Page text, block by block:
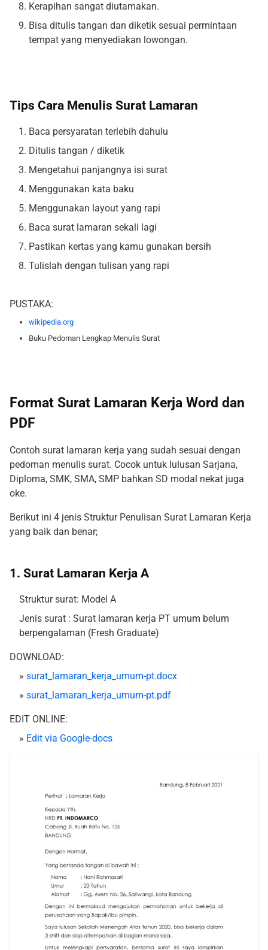
Kerapihan sangat diutamakan.
Bisa ditulis tangan dan diketik sesuai permintaan
tempat yang menyediakan lowongan.
Tips Cara Menulis Surat Lamaran
Baca persyaratan terlebih dahulu
Ditulis tangan / diketik
Mengetahui panjangnya isi surat
Menggunakan kata baku
Menggunakan layout yang rapi
Baca surat lamaran sekali lagi
Pastikan kertas yang kamu gunakan bersih
Tulislah dengan tulisan yang rapi
PUSTAKA:
wikipedia.org
Buku Pedoman Lengkap Menulis Surat
Format Surat Lamaran Kerja Word dan
PDF
Contoh surat lamaran kerja yang sudah sesuai dengan
pedoman menulis surat. Cocok untuk lulusan Sarjana,
Diploma, SMK, SMA, SMP bahkan SD modal nekat juga
oke.
Berikut ini 4 jenis Struktur Penulisan Surat Lamaran Kerja
yang baik dan benar;
1. Surat Lamaran Kerja A
Struktur surat: Model A
Jenis surat : Surat lamaran kerja PT umum belum
berpengalaman (Fresh Graduate)
DOWNLOAD:
» surat_lamaran_kerja_umum-pt.docx
» surat_lamaran_kerja_umum-pt.pdf
EDIT ONLINE:
» Edit via Google-docs